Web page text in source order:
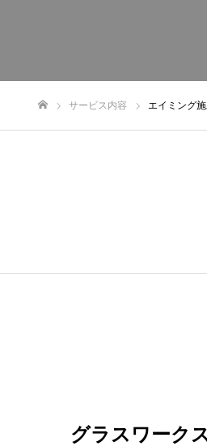
サービス内容 エイミング
グラスワーク